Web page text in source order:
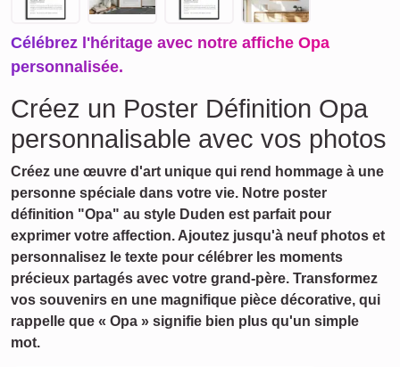
Célébrez l'héritage avec notre affiche Opa
personnalisée.
Créez un Poster Définition Opa
personnalisable avec vos photos
Créez une œuvre d'art unique qui rend hommage à une
personne spéciale dans votre vie. Notre poster
définition "Opa" au style Duden est parfait pour
exprimer votre affection. Ajoutez jusqu'à neuf photos et
personnalisez le texte pour célébrer les moments
précieux partagés avec votre grand-père. Transformez
vos souvenirs en une magnifique pièce décorative, qui
rappelle que « Opa » signifie bien plus qu'un simple
mot.